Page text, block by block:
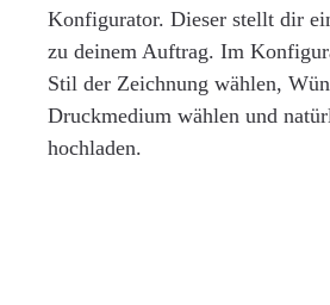
Konfigurator. Dieser stellt dir
zu deinem Auftrag. Im
Stil der Zeichnung wählen,
Druckmedium wählen und
hochladen.